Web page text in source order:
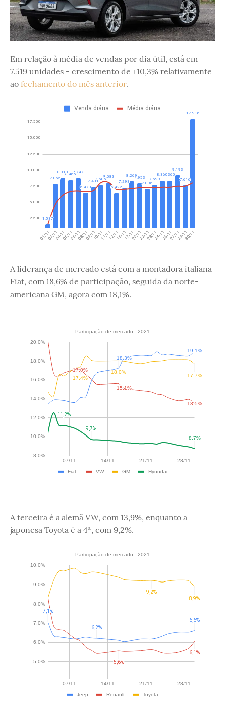
Em relação à média de vendas por dia útil, está em
7.519 unidades - crescimento de +10,3% relativamente
ao fechamento do mês anterior.
A liderança de mercado está com a montadora italiana
Fiat, com 18,6% de participação, seguida da norte-
americana GM, agora com 18,1%.
A terceira é a alemã VW, com 13,9%, enquanto a
japonesa Toyota é a 4ª, com 9,2%.